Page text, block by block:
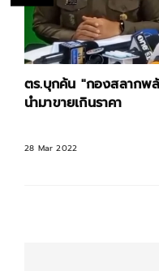
ตร.บุกค้น "กองสลากพ
นำมาขายเกินราคา
28 Mar 2022